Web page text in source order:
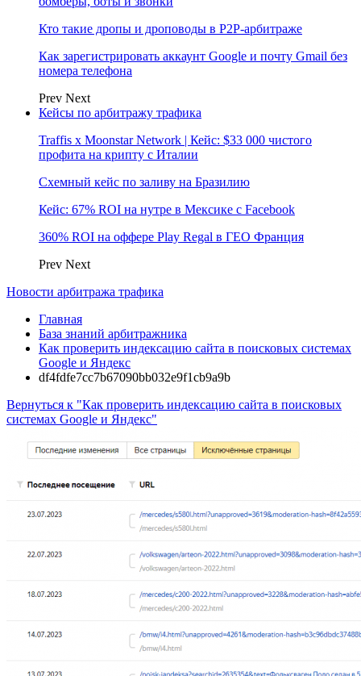
Кто такие дропы и дроповоды в P2P-арбитраже
Как зарегистрировать аккаунт Google и почту Gmail без
номера телефона
Prev Next
Кейсы по арбитражу трафика
Traffis x Moonstar Network | Кейс: $33 000 чистого
профита на крипту с Италии
Схемный кейс по заливу на Бразилию
Кейс: 67% ROI на нутре в Мексике с Facebook
360% ROI на оффере Play Regal в ГЕО Франция
Prev Next
Новости арбитража трафика
Главная
База знаний арбитражника
Как проверить индексацию сайта в поисковых системах
Google и Яндекс
df4fdfe7cc7b67090bb032e9f1cb9a9b
Вернуться к "Как проверить индексацию сайта в поисковых
системах Google и Яндекс"